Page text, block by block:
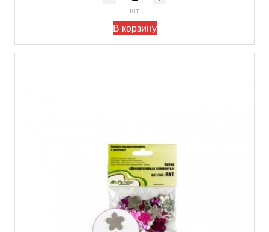
шт
В корзину